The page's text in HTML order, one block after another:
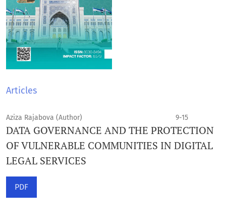
Articles
Aziza Rajabova (Author) 9-15
DATA GOVERNANCE AND THE PROTECTION
OF VULNERABLE COMMUNITIES IN DIGITAL
LEGAL SERVICES
PDF